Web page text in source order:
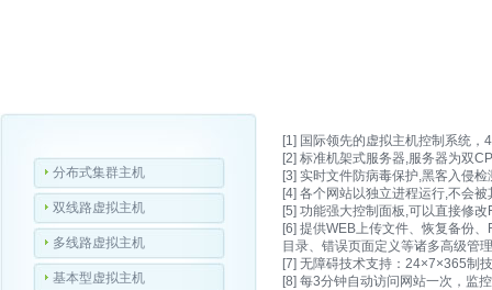
分布式集群主机
双线路虚拟主机
多线路虚拟主机
基本型虚拟主机
[1] 国际领先的虚拟主机控制系统，
[2] 标准机架式服务器,服务器为双
[3] 实时文件防病毒保护,黑客入侵
[4] 各个网站以独立进程运行,不会
[5] 功能强大控制面板,可以直接修
[6] 提供WEB上传文件、恢复备份
目录、错误页面定义等诸多高级管
[7] 无障碍技术支持：24×7×365制
[8] 每3分钟自动访问网站一次，监